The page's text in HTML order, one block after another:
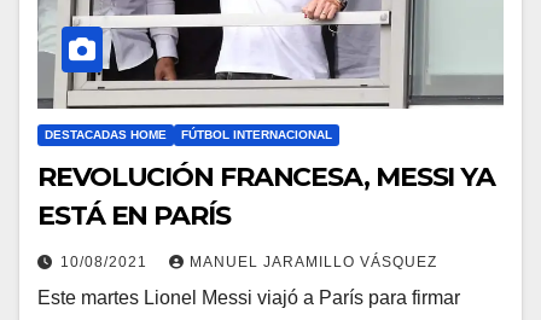
DESTACADAS HOME FÚTBOL INTERNACIONAL
REVOLUCIÓN FRANCESA, MESSI YA
ESTÁ EN PARÍS
10/08/2021 MANUEL JARAMILLO VÁSQUEZ
Este martes Lionel Messi viajó a París para firmar